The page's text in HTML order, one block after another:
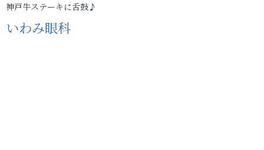
神戸牛ステーキに舌鼓♪
いわみ眼科